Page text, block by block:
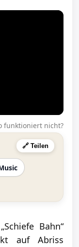
funktioniert nicht?
🔗 Teilen
Bahn“
auf Abriss